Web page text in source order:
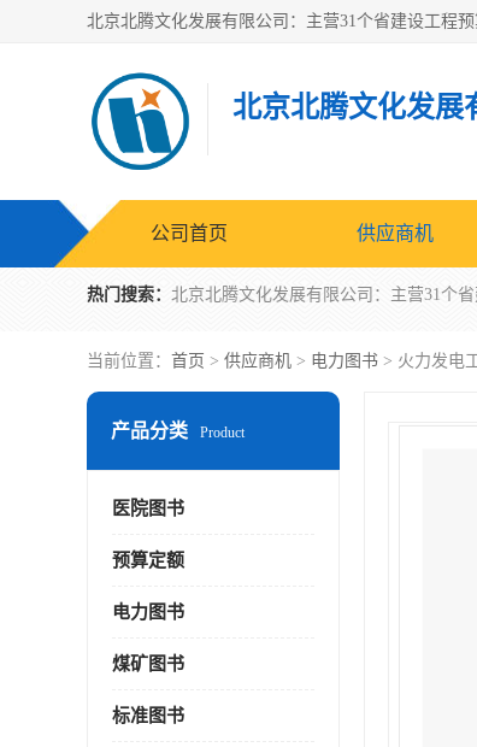
北京北腾文化发展
公司首页 供应商机
热门搜索：
当前位置： 首页 > 供应商机 > 电力图书 > 火力发电
产品分类 Product
医院图书
预算定额
电力图书
煤矿图书
标准图书